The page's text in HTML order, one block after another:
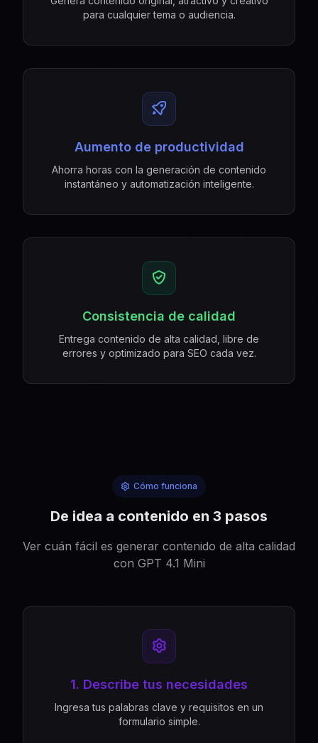
para cualquier tema o audiencia.
Aumento de productividad
Ahorra horas con la generación de contenido
instantáneo y automatización inteligente.
Consistencia de calidad
Entrega contenido de alta calidad, libre de
errores y optimizado para SEO cada vez.
Cómo funciona
De idea a contenido en 3 pasos
Ver cuán fácil es generar contenido de alta calidad
con GPT 4.1 Mini
1. Describe tus necesidades
Ingresa tus palabras clave y requisitos en un
formulario simple.